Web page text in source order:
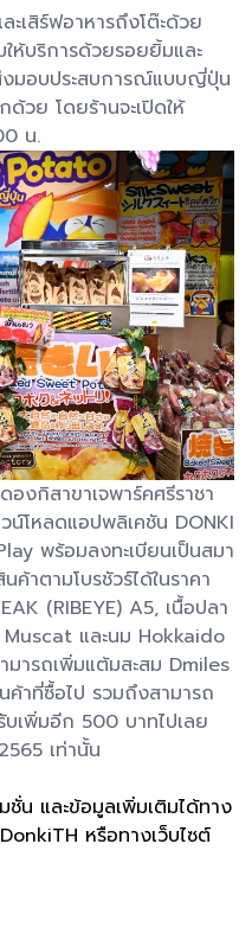
เสิร์ฟอาหารถึงโต๊ะด้วย
ห้บริการด้วยรอยยิ้มและ
งมอบประสบการณ์แบบญี่ปุ่น
วย โดยร้านจะเปิดให้
น.
งกิสาขาเจพาร์คศรีราชา
น์โหลดแอปพลิเคชัน DONKI
พร้อมลงทะเบียนเป็นสมา
าตามโบรชัวร์ได้ในราคา
(RIBEYE) A5, เนื้อปลา
และนม Hokkaido
ารถเพิ่มแต้มสะสม Dmiles
ค้าที่ซื้อไป รวมถึงสามารถ
เพิ่มอีก 500 บาทไปเลย
เท่านั้น
ชั่น และข้อมูลเพิ่มเติมได้ทาง
หรือทางเว็บไซต์